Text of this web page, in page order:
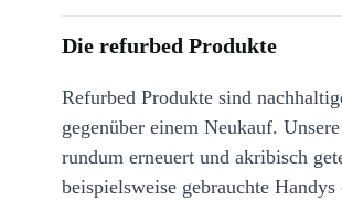
Die refurbed Produkte
Refurbed Produkte sind
gegenüber einem Neukauf.
rundum erneuert und akribisch
beispielsweise gebrauchte